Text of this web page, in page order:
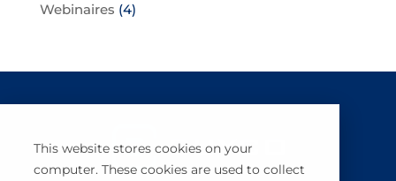
This website stores cookies on your
computer. These cookies are used to collect
Webinaires (4)